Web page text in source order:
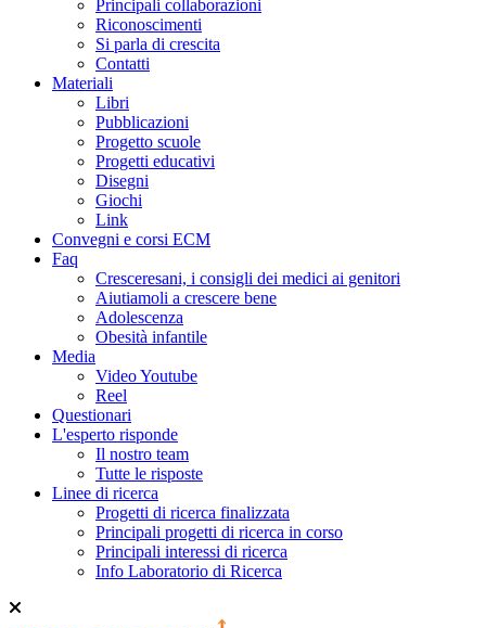
Principali collaborazioni
Riconoscimenti
Si parla di crescita
Contatti
Materiali
Libri
Pubblicazioni
Progetto scuole
Progetti educativi
Disegni
Giochi
Link
Convegni e corsi ECM
Faq
Cresceresani, i consigli dei medici ai genitori
Aiutiamoli a crescere bene
Adolescenza
Obesità infantile
Media
Video Youtube
Reel
Questionari
L'esperto risponde
Il nostro team
Tutte le risposte
Linee di ricerca
Progetti di ricerca finalizzata
Principali progetti di ricerca in corso
Principali interessi di ricerca
Info Laboratorio di Ricerca